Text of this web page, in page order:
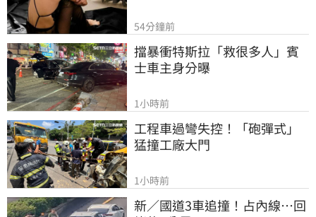
54分鐘前
擋暴衝特斯拉「救很多人」賓
士車主身分曝
1小時前
工程車過彎失控！「砲彈式」
猛撞工廠大門
1小時前
新／國道3車追撞！占內線…回